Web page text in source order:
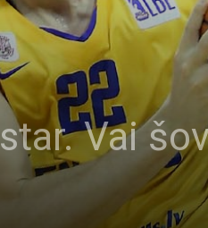
Vai